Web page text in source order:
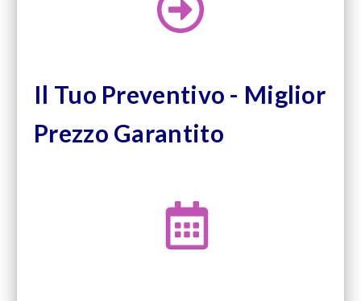
Il Tuo Preventivo - Miglior
Prezzo Garantito